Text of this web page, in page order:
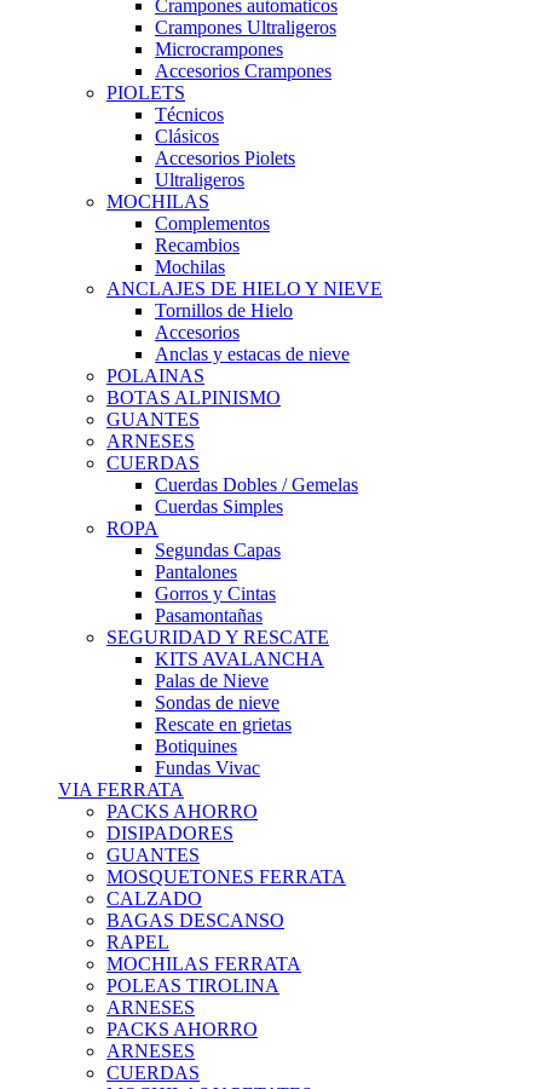
Crampones automaticos
Crampones Ultraligeros
Microcrampones
Accesorios Crampones
PIOLETS
Técnicos
Clásicos
Accesorios Piolets
Ultraligeros
MOCHILAS
Complementos
Recambios
Mochilas
ANCLAJES DE HIELO Y NIEVE
Tornillos de Hielo
Accesorios
Anclas y estacas de nieve
POLAINAS
BOTAS ALPINISMO
GUANTES
ARNESES
CUERDAS
Cuerdas Dobles / Gemelas
Cuerdas Simples
ROPA
Segundas Capas
Pantalones
Gorros y Cintas
Pasamontañas
SEGURIDAD Y RESCATE
KITS AVALANCHA
Palas de Nieve
Sondas de nieve
Rescate en grietas
Botiquines
Fundas Vivac
VIA FERRATA
PACKS AHORRO
DISIPADORES
GUANTES
MOSQUETONES FERRATA
CALZADO
BAGAS DESCANSO
RAPEL
MOCHILAS FERRATA
POLEAS TIROLINA
ARNESES
PACKS AHORRO
ARNESES
CUERDAS